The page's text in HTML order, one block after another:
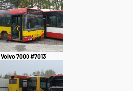
Volvo 7000 #7013